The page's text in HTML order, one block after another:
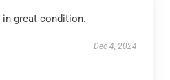
great condition.
Dec 4, 2024